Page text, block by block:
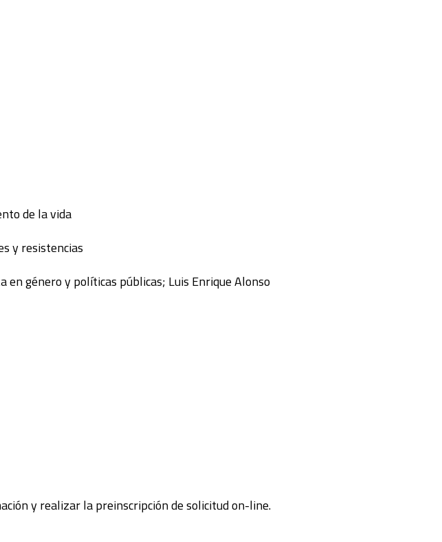
de la vida
y resistencias
género y políticas públicas; Luis Enrique Alonso
y realizar la preinscripción de solicitud on-line.